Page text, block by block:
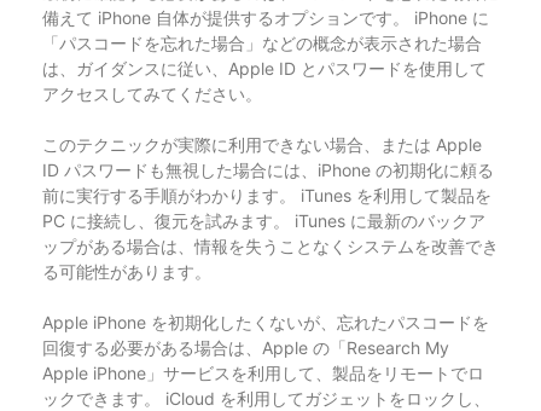
備えて iPhone 自体が提供するオプションです。 iPhone に
「パスコードを忘れた場合」などの概念が表示された場合
は、ガイダンスに従い、Apple ID とパスワードを使用して
アクセスしてみてください。
このテクニックが実際に利用できない場合、または Apple
ID パスワードも無視した場合には、iPhone の初期化に頼る
前に実行する手順がわかります。 iTunes を利用して製品を
PC に接続し、復元を試みます。 iTunes に最新のバックア
ップがある場合は、情報を失うことなくシステムを改善でき
る可能性があります。
Apple iPhone を初期化したくないが、忘れたパスコードを
回復する必要がある場合は、Apple の「Research My
Apple iPhone」サービスを利用して、製品をリモートでロ
ックできます。 iCloud を利用してガジェットをロックし、